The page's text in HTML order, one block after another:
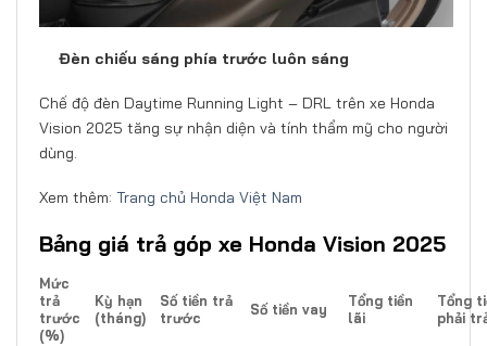
Đèn chiếu sáng phía trước luôn sáng
Chế độ đèn Daytime Running Light – DRL trên xe Honda
Vision 2025 tăng sự nhận diện và tính thẩm mỹ cho người
dùng.
Xem thêm: Trang chủ Honda Việt Nam
Bảng giá trả góp xe Honda Vision 2025
Mức
trả
trước
(%)
Kỳ hạn
(tháng)
Số tiền trả
trước
Số tiền vay
Tổng tiền
lãi
Tổng
phải